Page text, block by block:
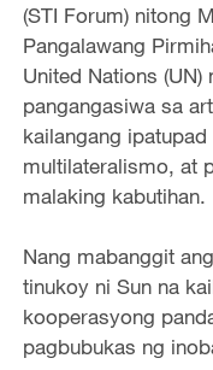
(STI Forum) nitong
Pangalawang
United Nations
pangangasiwa sa
kailangang
multilateralismo, at
malaking kabutihan.
Nang mabanggit
tinukoy ni Sun na
kooperasyong
pagbubukas ng